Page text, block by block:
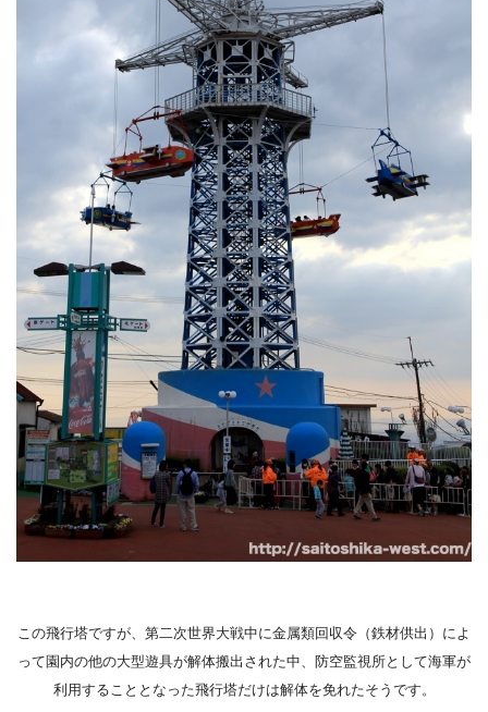
この飛行塔ですが、第二次世界大戦中に金属類回収令（鉄材供出）によ
って園内の他の大型遊具が解体搬出された中、防空監視所として海軍が
利用することとなった飛行塔だけは解体を免れたそうです。